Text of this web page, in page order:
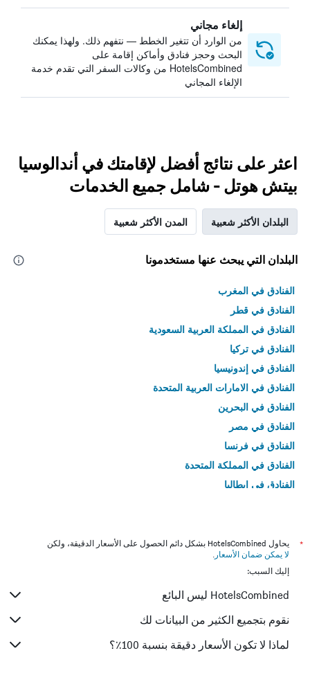
إلغاء مجاني
من الوارد أن تتغير الخطط — نتفهم ذلك. ولهذا يمكنك
البحث وحجز فنادق وأماكن إقامة على
HotelsCombined من وكالات السفر التي تقدم خدمة
الإلغاء المجاني
اعثر على نتائج أفضل لإقامتك في أندالوسيا
بيتش هوتل - شامل جميع الخدمات
البلدان الأكثر شعبية المدن الأكثر شعبية
البلدان التي يبحث عنها مستخدمونا
الفنادق في المغرب
الفنادق في قطر
الفنادق في المملكة العربية السعودية
الفنادق في تركيا
الفنادق في إندونيسيا
الفنادق في الامارات العربية المتحدة
الفنادق في البحرين
الفنادق في مصر
الفنادق في فرنسا
الفنادق في المملكة المتحدة
الفنادق في إيطاليا
*
يحاول HotelsCombined بشكل دائم الحصول على الأسعار الدقيقة، ولكن
لا يمكن ضمان الأسعار .
إليك السبب:
HotelsCombined ليس البائع
نقوم بتجميع الكثير من البيانات لك
لماذا لا تكون الأسعار دقيقة بنسبة 100٪؟